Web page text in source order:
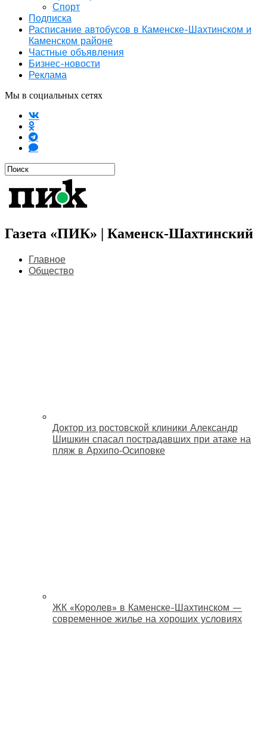
Спорт
Подписка
Расписание автобусов в Каменске-Шахтинском и
Каменском районе
Частные объявления
Бизнес-новости
Реклама
Мы в социальных сетях
Газета «ПИК» | Каменск-Шахтинский
Главное
Общество
Доктор из ростовской клиники Александр
Шишкин спасал пострадавших при атаке на
пляж в Архипо‑Осиповке
ЖК «Королев» в Каменске-Шахтинском —
современное жилье на хороших условиях